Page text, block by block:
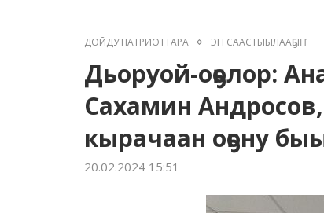
ДОЙДУ ПАТРИОТТАРА ЭН СААСТЫЫЛААҔЫҤ
Дьоруой-оҕолор:
Сахамин
кырачаан оҕону
20.02.2024 15:51